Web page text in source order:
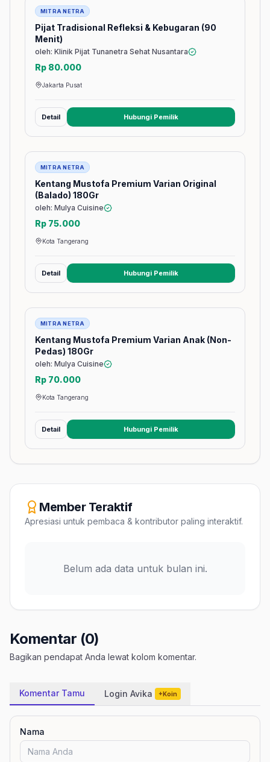
Jasa
MITRA NETRA
Pijat Tradisional Refleksi & Kebugaran (90
Menit)
oleh: Klinik Pijat Tunanetra Sehat Nusantara
Rp 80.000
Jakarta Pusat
Detail Hubungi Pemilik(membuka tab baru)
Barang
MITRA NETRA
Kentang Mustofa Premium Varian Original
(Balado) 180Gr
oleh: Mulya Cuisine
Rp 75.000
Kota Tangerang
Detail Hubungi Pemilik(membuka tab baru)
Barang
MITRA NETRA
Kentang Mustofa Premium Varian Anak (Non-
Pedas) 180Gr
oleh: Mulya Cuisine
Rp 70.000
Kota Tangerang
Detail Hubungi Pemilik(membuka tab baru)
Member Teraktif
Apresiasi untuk pembaca & kontributor paling interaktif.
Belum ada data untuk bulan ini.
Komentar (0)
Bagikan pendapat Anda lewat kolom komentar.
Komentar Tamu Login Avika +Koin
Nama